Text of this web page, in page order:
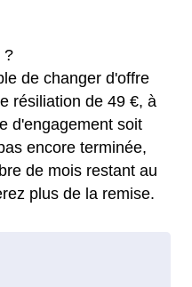
?
de changer d'offre
résiliation de 49 €, à
d'engagement soit
encore terminée,
de mois restant au
plus de la remise.